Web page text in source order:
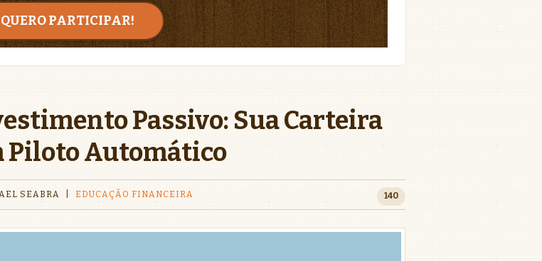
QUERO PARTICIPAR!
Passivo: Sua Carteira
Piloto Automático
SEABRA EDUCAÇÃO FINANCEIRA 140